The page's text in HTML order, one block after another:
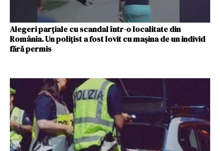
Alegeri parţiale cu scandal într-o localitate din
România. Un poliţist a fost lovit cu maşina de un individ
fără permis